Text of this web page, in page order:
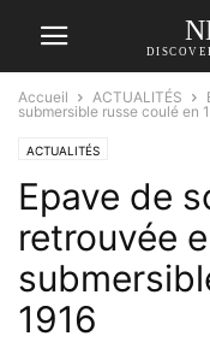
Accueil ACTUALITÉS
submersible russe coulé en
ACTUALITÉS
Epave de
retrouvée
1916